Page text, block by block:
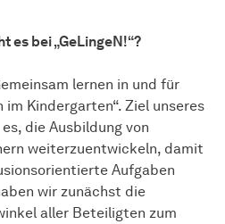
es bei „GeLingeN!“?
lernen in und für
im Kindergarten“. Ziel unseres
die Ausbildung von
weiterzuentwickeln, damit
Aufgaben
wir zunächst die
aller Beteiligten zum